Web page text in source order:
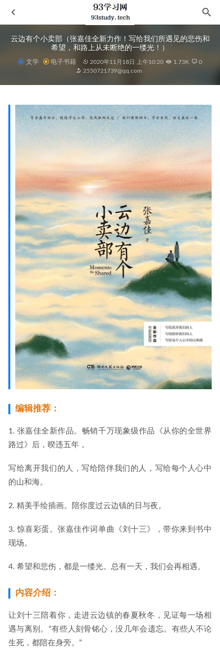
云边有个小卖部（张嘉佳全新力作！写给我们所遇见的悲伤和
希望，和路上从未断绝的一缕光！）
文学 电子书籍 2020年11月18日 上午10:20 1.73K
0
2550721739@qq.com
编辑推荐：
1. 张嘉佳全新作品。畅销千万现象级作品《从你的全世界
路过》后，暌违五年，
写给离开我们的人，写给陪伴我们的人，写给每个人心中
的山和海。
2. 精美手绘插画。陪你度过云边镇的日与夜。
3. 惊喜彩蛋。张嘉佳作词单曲《刘十三》，带你来到书中
现场。
4. 希望和悲伤，都是一缕光。总有一天，我们会再相遇。
内容介绍：
让刘十三陪着你，走进云边镇的春夏秋冬，见证每一场相
遇与离别。“有些人刻骨铭心，没几年会遗忘。有些人不论
生死，都陪在身旁。”
逃避自由 2021-07-13
醉在中国 2024-08-25
空想炮
文城
草莓声明 2022-07-05